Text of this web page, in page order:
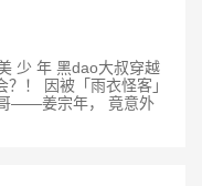
少 年 黑dao大叔穿越
！ 因被「雨衣怪客」
——姜宗年， 竟意外